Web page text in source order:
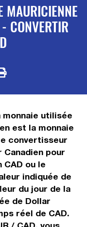
MAURICIENNE
CONVERTIR
monnaie utilisée
est la monnaie
convertisseur
Canadien pour
CAD ou le
indiquée de
du jour de la
de Dollar
réel de CAD.